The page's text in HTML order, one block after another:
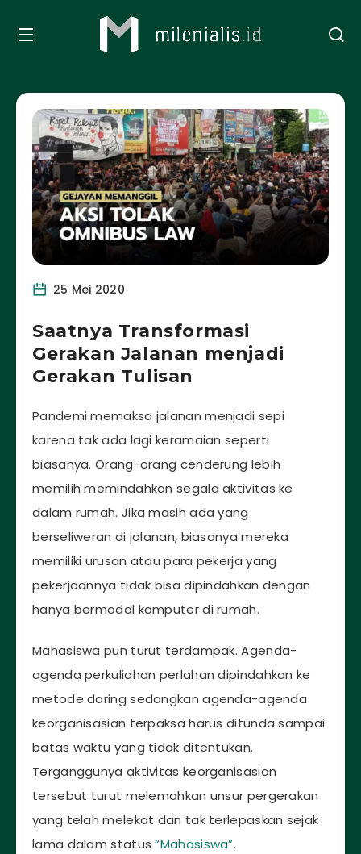
25 Mei 2020
Saatnya Transformasi
Gerakan Jalanan menjadi
Gerakan Tulisan
Pandemi memaksa jalanan menjadi sepi
karena tak ada lagi keramaian seperti
biasanya. Orang-orang cenderung lebih
memilih memindahkan segala aktivitas ke
dalam rumah. Jika masih ada yang
berseliweran di jalanan, biasanya mereka
memiliki urusan atau para pekerja yang
pekerjaannya tidak bisa dipindahkan dengan
hanya bermodal komputer di rumah.
Mahasiswa pun turut terdampak. Agenda-
agenda perkuliahan perlahan dipindahkan ke
metode daring sedangkan agenda-agenda
keorganisasian terpaksa harus ditunda sampai
batas waktu yang tidak ditentukan.
Terganggunya aktivitas keorganisasian
tersebut turut melemahkan unsur pergerakan
yang telah melekat dan tak terlepaskan sejak
lama dalam status“Mahasiswa”.